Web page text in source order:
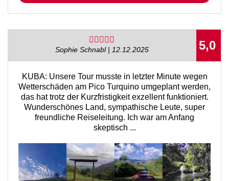
5,0
Sophie Schnabl | 12.12.2025
KUBA: Unsere Tour musste in letzter Minute wegen
Wetterschäden am Pico Turquino umgeplant werden,
das hat trotz der Kurzfristigkeit exzellent funktioniert.
Wunderschönes Land, sympathische Leute, super
freundliche Reiseleitung. Ich war am Anfang
skeptisch ...